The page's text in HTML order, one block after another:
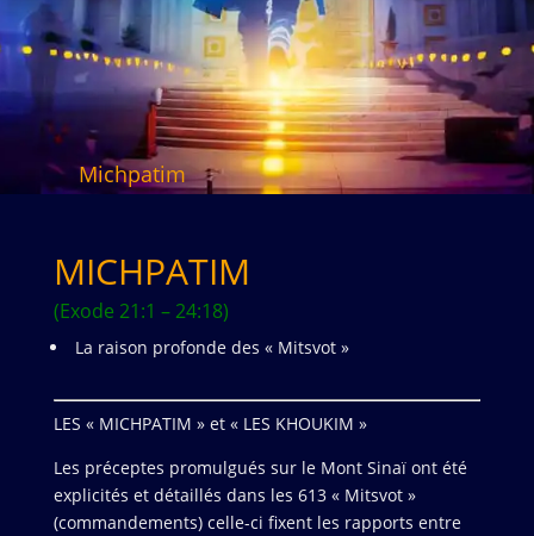
Michpatim
MICHPATIM
(Exode 21:1 – 24:18)
La raison profonde des « Mitsvot »
LES « MICHPATIM » et « LES KHOUKIM »
Les préceptes promulgués sur le Mont Sinaï ont été
explicités et détaillés dans les 613 « Mitsvot »
(commandements) celle-ci fixent les rapports entre